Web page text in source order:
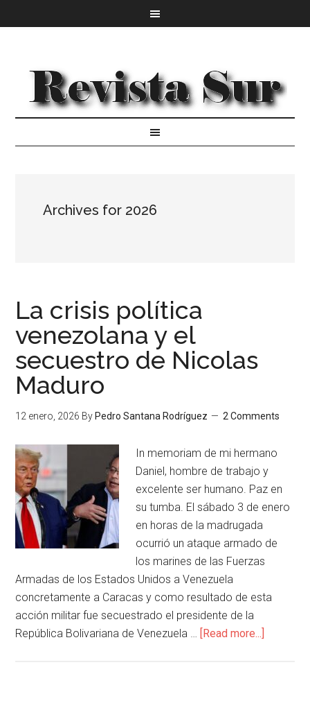
Archives for 2026
La crisis política
venezolana y el
secuestro de Nicolas
Maduro
12 enero, 2026 By Pedro Santana Rodríguez 2 Comments
In memoriam de mi hermano
Daniel, hombre de trabajo y
excelente ser humano. Paz en
su tumba. El sábado 3 de enero
en horas de la madrugada
ocurrió un ataque armado de
los marines de las Fuerzas
Armadas de los Estados Unidos a Venezuela
concretamente a Caracas y como resultado de esta
acción militar fue secuestrado el presidente de la
República Bolivariana de Venezuela … [Read more...]